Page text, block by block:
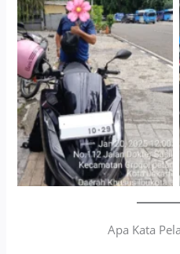
Antar Jemput Kendaraan
Apa Kata